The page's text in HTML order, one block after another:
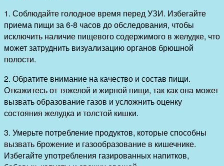
1. Соблюдайте голодное время перед УЗИ. Избегайте
приема пищи за 6-8 часов до обследования, чтобы
исключить наличие пищевого содержимого в желудке, что
может затруднить визуализацию органов брюшной
полости.
2. Обратите внимание на качество и состав пищи.
Откажитесь от тяжелой и жирной пищи, так как она может
вызвать образование газов и усложнить оценку
состояния желудка и толстой кишки.
3. Умерьте потребление продуктов, которые способны
вызвать брожение и газообразование в кишечнике.
Избегайте употребления газированных напитков,